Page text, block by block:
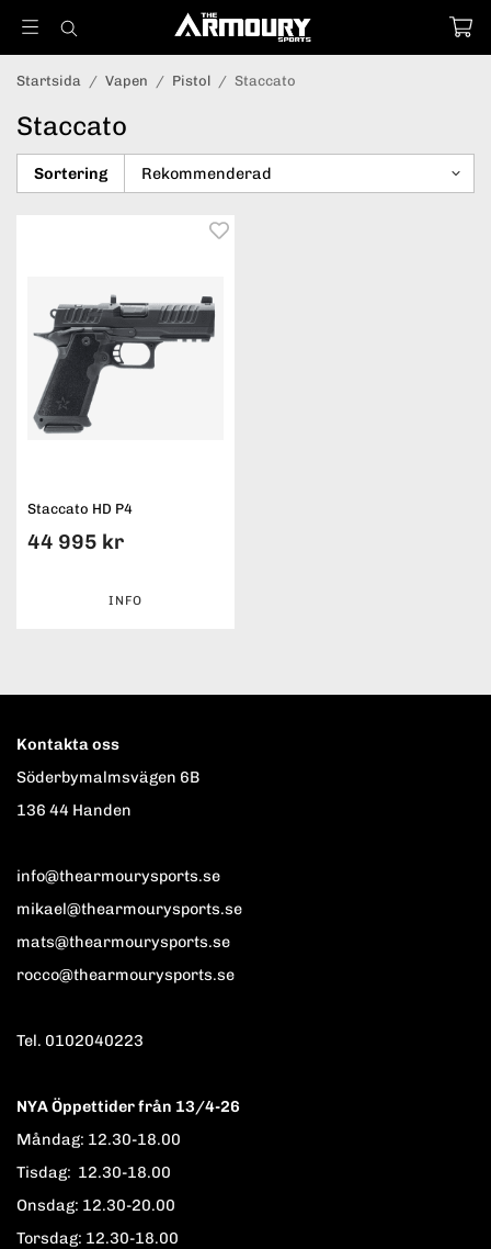
Startsida / Vapen / Pistol / Staccato
Staccato
Sortering
Staccato HD P4
44 995 kr
INFO
Kontakta oss
Söderbymalmsvägen 6B
136 44 Handen
info@thearmourysports.se
mikael@thearmourysports.se
mats@thearmourysports.se
rocco@thearmourysports.se
Tel. 0102040223
NYA Öppettider från 13/4-26
Måndag: 12.30-18.00
Tisdag: 12.30-18.00
Onsdag: 12.30-20.00
Torsdag: 12.30-18.00